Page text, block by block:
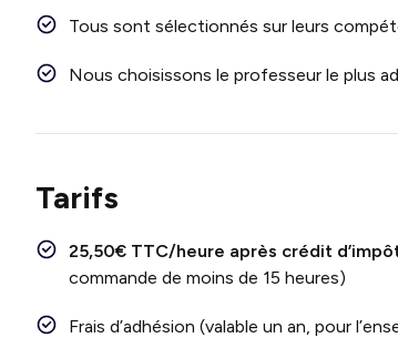
Tous sont sélectionnés sur leurs
Nous choisissons le professeur le plus
Tarifs
25,50€ TTC/heure après crédit
commande de moins de 15 heures)
Frais d’adhésion (valable un an, pour